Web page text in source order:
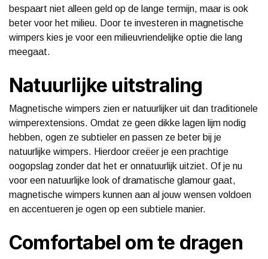
bespaart niet alleen geld op de lange termijn, maar is ook
beter voor het milieu. Door te investeren in magnetische
wimpers kies je voor een milieuvriendelijke optie die lang
meegaat.
Natuurlijke uitstraling
Magnetische wimpers zien er natuurlijker uit dan traditionele
wimperextensions. Omdat ze geen dikke lagen lijm nodig
hebben, ogen ze subtieler en passen ze beter bij je
natuurlijke wimpers. Hierdoor creëer je een prachtige
oogopslag zonder dat het er onnatuurlijk uitziet. Of je nu
voor een natuurlijke look of dramatische glamour gaat,
magnetische wimpers kunnen aan al jouw wensen voldoen
en accentueren je ogen op een subtiele manier.
Comfortabel om te dragen